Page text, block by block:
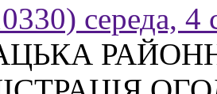
середа, 4